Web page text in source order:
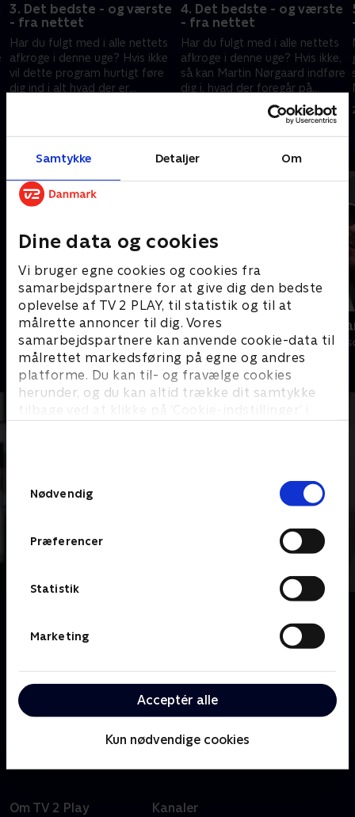
Samtykke Detaljer Om
Dine data og cookies
Vi bruger egne cookies og cookies fra
samarbejdspartnere for at give dig den bedste
oplevelse af TV 2 PLAY, til statistik og til at
målrette annoncer til dig. Vores
samarbejdspartnere kan anvende cookie-data til
målrettet markedsføring på egne og andres
platforme. Du kan til- og fravælge cookies
herunder, og du kan altid trække dit samtykke
tilbage ved at klikke på ’Cookie-indstillinger’ i
Nødvendig
Præferencer
Statistik
Marketing
Acceptér alle
Kun nødvendige cookies
3. Det bedste - og værste
- fra nettet
Har du fulgt med i alle nettets
afkroge i denne uge? Hvis ikke
vil dette program hurtigt føre
dig ind i alt hvad der er
4. Det bedste - og værste
- fra nettet
Har du fulgt med i alle nettets
afkroge i denne uge? Hvis ikke,
så kan Martin Nørgaard indføre
dig i, hvad der foregår på
21. september 2015 • 26 min
Dybvaaaaad
Comedy • 10 sæsoner
Danish
Comedy • 3
Komikeren Martin Nørgaard sætter vores færden på
de sociale medier under humoristisk lup og laver
Med jokes, satire og bidende pointer sættes alt fra
internettrends til tåbelige facebookupdates under
handler det primært om det gode liv på nettet og
hvordan bliver man populær og får mange likes.
Om TV 2 Play Kanaler